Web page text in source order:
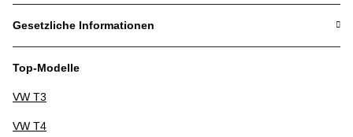
Gesetzliche Informationen
Top-Modelle
VW T3
VW T4